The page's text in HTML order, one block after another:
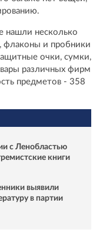
нашли несколько
флаконы и пробники
очки, сумки,
различных фирм
предметов - 358
с Ленобластью
книги
выявили
в партии